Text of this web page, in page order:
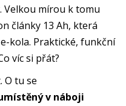
Velkou mírou k tomu
články 13 Ah, která
kola. Praktické, funkční
víc si přát?
O tu se
v náboji